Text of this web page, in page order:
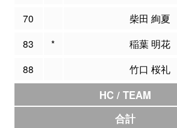
70
柴田 絢夏
83
* 稲葉 明花
88
竹口 桜礼
HC / TEAM
合計